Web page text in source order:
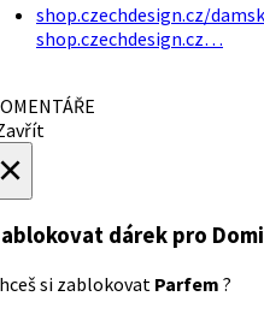
shop.czechdesign.cz/
shop.czechdesign.cz…
dárek pro
si zablokovat Parfem ?